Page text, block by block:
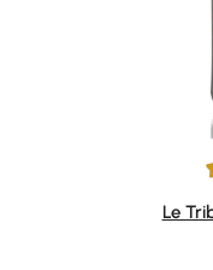
Durchschnittliche
Le